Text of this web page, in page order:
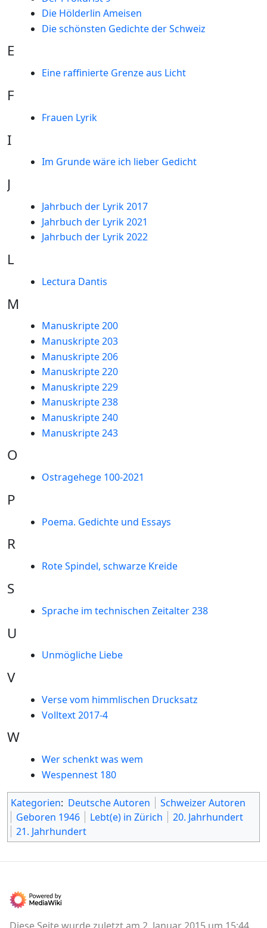
Die Hölderlin Ameisen
Die schönsten Gedichte der Schweiz
E
Eine raffinierte Grenze aus Licht
F
Frauen Lyrik
I
Im Grunde wäre ich lieber Gedicht
J
Jahrbuch der Lyrik 2017
Jahrbuch der Lyrik 2021
Jahrbuch der Lyrik 2022
L
Lectura Dantis
M
Manuskripte 200
Manuskripte 203
Manuskripte 206
Manuskripte 220
Manuskripte 229
Manuskripte 238
Manuskripte 240
Manuskripte 243
O
Ostragehege 100-2021
P
Poema. Gedichte und Essays
R
Rote Spindel, schwarze Kreide
S
Sprache im technischen Zeitalter 238
U
Unmögliche Liebe
V
Verse vom himmlischen Drucksatz
Volltext 2017-4
W
Wer schenkt was wem
Wespennest 180
Kategorien: Deutsche Autoren
Schweizer Autoren
Geboren 1946
Lebt(e) in Zürich
20. Jahrhundert
21. Jahrhundert